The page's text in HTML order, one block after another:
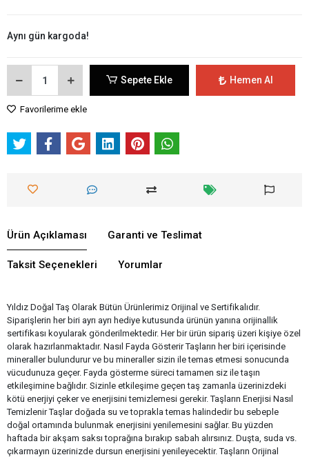
Aynı gün kargoda!
Sepete Ekle Hemen Al
Favorilerime ekle
Ürün Açıklaması Garanti ve Teslimat
Taksit Seçenekleri Yorumlar
Yıldız Doğal Taş Olarak Bütün Ürünlerimiz Orijinal ve Sertifikalıdır.
Siparişlerin her biri ayrı ayrı hediye kutusunda ürünün yanına orijinallik
sertifikası koyularak gönderilmektedir. Her bir ürün sipariş üzeri kişiye özel
olarak hazırlanmaktadır. Nasıl Fayda Gösterir Taşların her biri içerisinde
mineraller bulundurur ve bu mineraller sizin ile temas etmesi sonucunda
vücudunuza geçer. Fayda gösterme süreci tamamen siz ile taşın
etkileşimine bağlıdır. Sizinle etkileşime geçen taş zamanla üzerinizdeki
kötü enerjiyi çeker ve enerjisini temizlemesi gerekir. Taşların Enerjisi Nasıl
Temizlenir Taşlar doğada su ve toprakla temas halindedir bu sebeple
doğal ortamında bulunmak enerjisini yenilemesini sağlar. Bu yüzden
haftada bir akşam saksı toprağına bırakıp sabah alırsınız. Duşta, suda vs.
çıkarmayın üzerinizde dursun enerjisini yenileyecektir. Taşların Orijinal